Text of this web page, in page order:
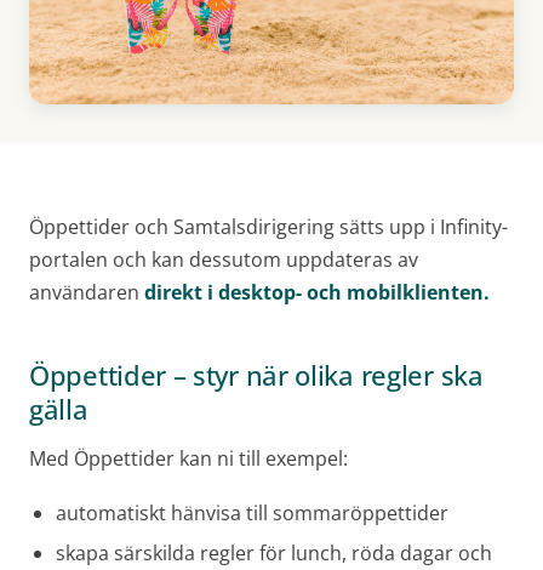
Öppettider och Samtalsdirigering sätts upp i Infinity-
portalen och kan dessutom uppdateras av
användaren direkt i desktop- och mobilklienten.
Öppettider – styr när olika regler ska
gälla
Med Öppettider kan ni till exempel:
automatiskt hänvisa till sommaröppettider
skapa särskilda regler för lunch, röda dagar och